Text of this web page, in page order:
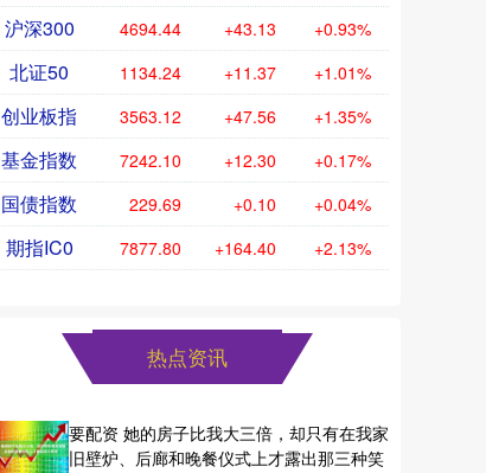
沪深300 4694.44 +43.13 +0.93%
北证50 1134.24 +11.37 +1.01%
创业板指 3563.12 +47.56 +1.35%
基金指数 7242.10 +12.30 +0.17%
国债指数 229.69 +0.10 +0.04%
期指IC0 7877.80 +164.40 +2.13%
热点资讯
要配资 她的房子比我大三倍，却只有在我家
旧壁炉、后廊和晚餐仪式上才露出那三种笑